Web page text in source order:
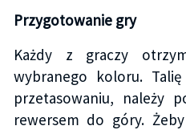
Przygotowanie gry
Każdy z graczy
wybranego koloru.
przetasowaniu, należy
rewersem do góry.